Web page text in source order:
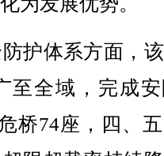
体系方面，
至全域，完成
桥74座，四、